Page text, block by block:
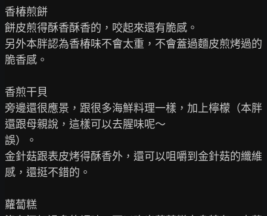
香椿煎餅
餅皮煎得酥香酥香的，咬起來還有脆感。
另外本胖認為香椿味不會太重，不會蓋過麵皮煎烤過的
脆香感。
香煎干貝
旁邊還很應景，跟很多海鮮料理一樣，加上檸檬（本胖
還跟母親說，這樣可以去腥味呢～
誤）。
金針菇跟表皮烤得酥香外，還可以咀嚼到金針菇的纖維
感，還挺不錯的。
蘿蔔糕